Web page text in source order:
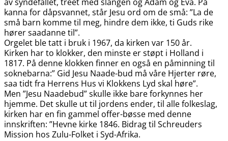
kanna for dåpsvannet, står Jesu ord om de små: ”La de
små barn komme til meg, hindre dem ikke, ti Guds rike
hører saadanne til”.
Orgelet ble tatt i bruk i 1967, da kirken var 150 år.
Kirken har to klokker, den minste er støpt i Holland i
1817. På denne klokken finner en også en påminning til
soknebarna:” Gid Jesu Naade-bud må våre Hjerter røre,
saa tidt fra Herrens Hus vi Klokkens Lyd skal høre”.
Men ”Jesu Naadebud” skulle ikke bare forkynnes her
hjemme. Det skulle ut til jordens ender, til alle folkeslag,
kirken har en fin gammel offer-bøsse med denne
innskriften: ”Hevne kirke 1846. Bidrag til Schreuders
Mission hos Zulu-Folket i Syd-Afrika.